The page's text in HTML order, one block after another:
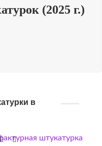
(2025 г.)
в